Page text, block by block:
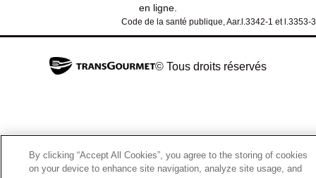
en ligne.
Code de la santé publique, Aar.l.3342-1 et l.3353-3
© Tous droits réservés
By clicking “Accept All Cookies”, you agree to the storing of cookies
on your device to enhance site navigation, analyze site usage, and